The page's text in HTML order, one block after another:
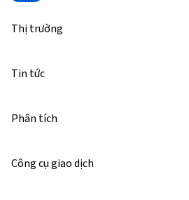
Thị trường
Tin tức
Phân tích
Công cụ giao dịch